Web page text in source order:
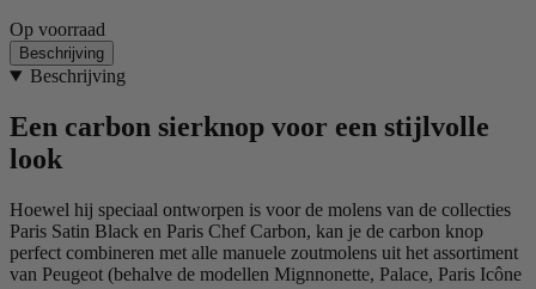
Op voorraad
Beschrijving
Beschrijving
Een carbon sierknop voor een stijlvolle
look
Hoewel hij speciaal ontworpen is voor de molens van de collecties
Paris Satin Black en Paris Chef Carbon, kan je de carbon knop
perfect combineren met alle manuele zoutmolens uit het assortiment
van Peugeot (behalve de modellen Mignnonette, Palace, Paris Icône